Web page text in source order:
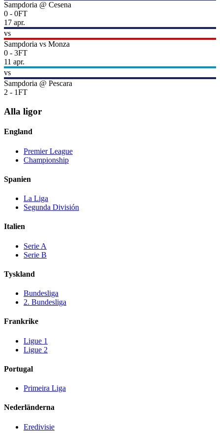
Sampdoria @ Cesena
0 - 0FT
17 apr.
vs
Sampdoria vs Monza
0 - 3FT
11 apr.
vs
Sampdoria @ Pescara
2 - 1FT
Alla ligor
England
Premier League
Championship
Spanien
La Liga
Segunda División
Italien
Serie A
Serie B
Tyskland
Bundesliga
2. Bundesliga
Frankrike
Ligue 1
Ligue 2
Portugal
Primeira Liga
Nederländerna
Eredivisie